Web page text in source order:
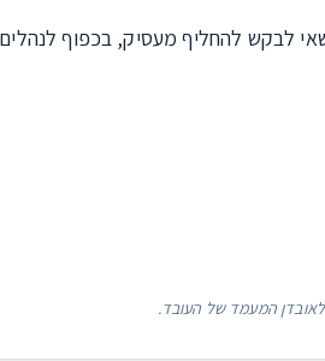
לבקש להחליף מעסיק, בכפוף
לאובדן המעמד של העובד.